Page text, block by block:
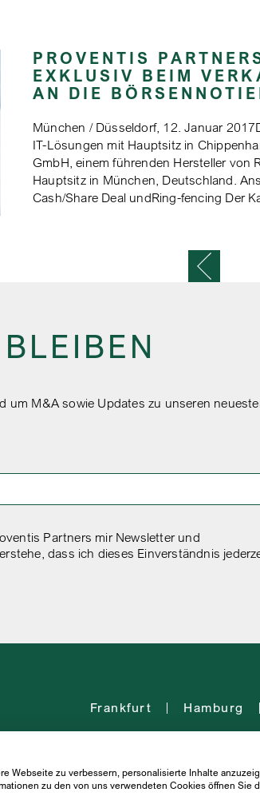
PROVENTIS
EXKLUSIV BEIM
AN DIE
München / Düsseldorf, 12. Januar
IT-Lösungen mit Hauptsitz in
GmbH, einem führenden Hersteller von
Hauptsitz in München, Deutschland.
Cash/Share Deal undRing-fencing Der
um M&A sowie Updates zu unseren
Partners mir Newsletter und
dass ich dieses Einverständnis
Frankfurt Hamburg
Webseite zu verbessern, personalisierte Inhalte
zu den von uns verwendeten Cookies öffnen Sie